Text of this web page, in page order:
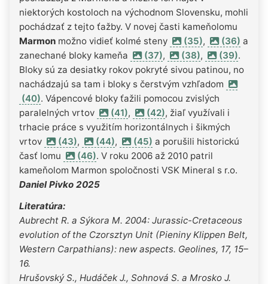
niektorých kostoloch na východnom Slovensku, mohli
pochádzať z tejto ťažby. V novej časti kameňolomu
Marmon možno vidieť kolmé steny (35), (36) a
zanechané bloky kameňa
(37), (38), (39).
Bloky sú za desiatky rokov pokryté sivou patinou, no
nachádzajú sa tam i bloky s čerstvým vzhľadom
(40). Vápencové bloky ťažili pomocou zvislých
paralelných vrtov
(41), (42), žiaľ využívali i
trhacie práce s využitím horizontálnych i šikmých
vrtov
(43), (44), (45) a porušili historickú
časť lomu
(46). V roku 2006 až 2010 patril
kameňolom Marmon spoločnosti VSK Mineral s r.o.
Daniel Pivko 2025
Literatúra:
Aubrecht R. a Sýkora M. 2004: Jurassic-Cretaceous
evolution of the Czorsztyn Unit (Pieniny Klippen Belt,
Western Carpathians): new aspects. Geolines, 17, 15–
16.
Hrušovský S., Hudáček J., Sohnová S. a Mrosko J.